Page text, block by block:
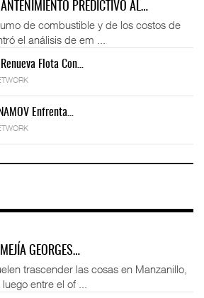
PREDICTIVO AL…
de combustible y de los costos de
el análisis de em ...
Flota Con…
Enfrenta…
GEORGES…
trascender las cosas en Manzanillo,
entre el of ...